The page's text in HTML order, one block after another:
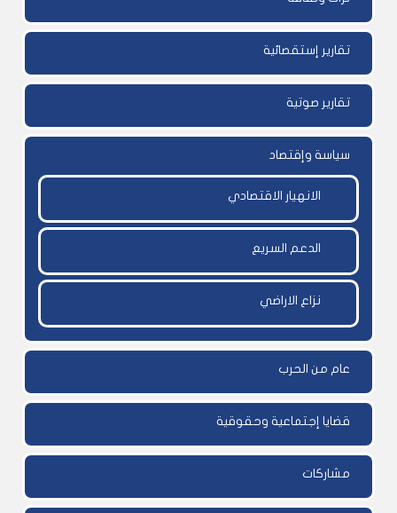
تقارير إستقصائية
تقارير صوتية
سياسة وإقتصاد
الانهيار الاقتصادي
الدعم السريع
نزاع الاراضي
عام من الحرب
قضايا إجتماعية وحقوقية
مشاركات